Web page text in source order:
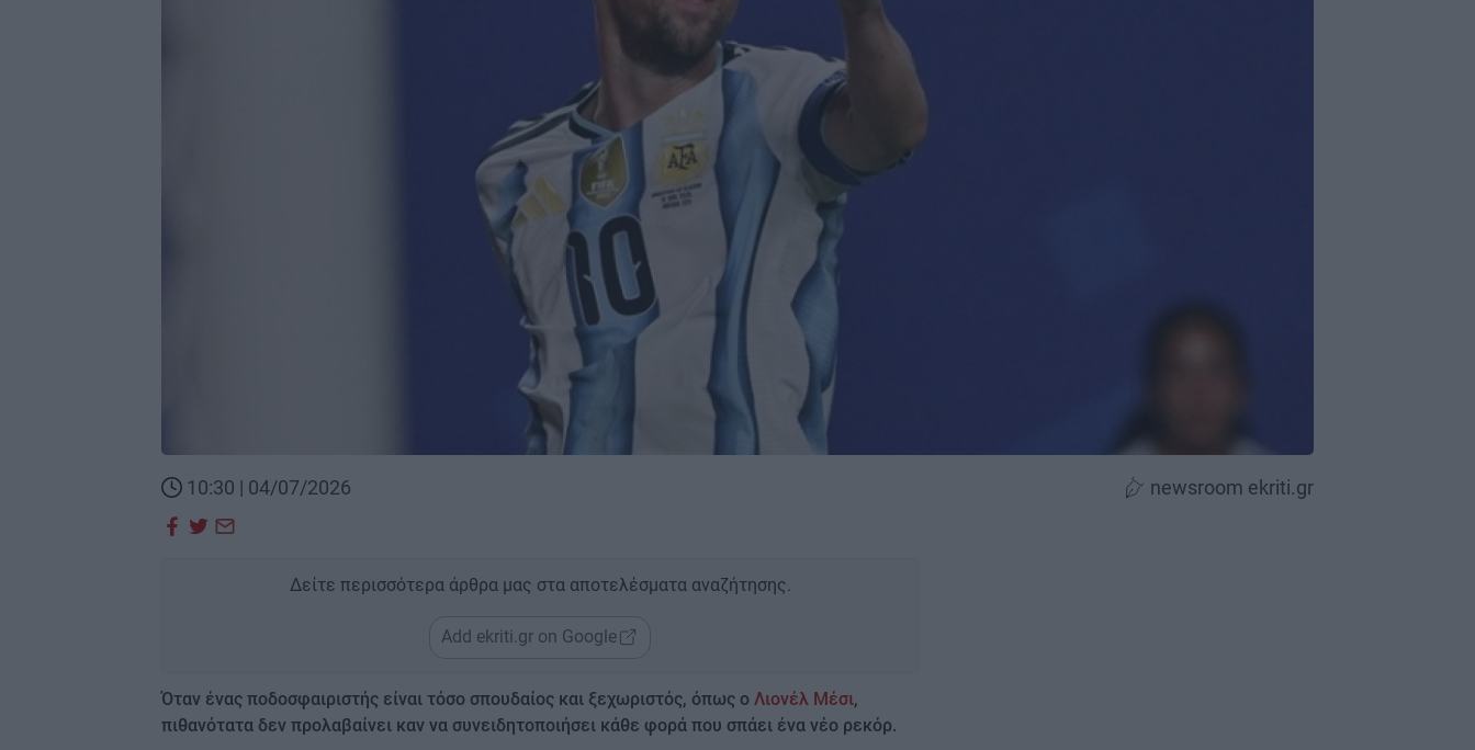
10:30 | 04/07/2026 newsroom ekriti.gr
Δείτε περισσότερα άρθρα μας στα αποτελέσματα αναζήτησης.
Add ekriti.gr on Google
Όταν ένας ποδοσφαιριστής είναι τόσο σπουδαίος και ξεχωριστός, όπως ο Λιονέλ Μέσι,
πιθανότατα δεν προλαβαίνει καν να συνειδητοποιήσει κάθε φορά που σπάει ένα νέο ρεκόρ.